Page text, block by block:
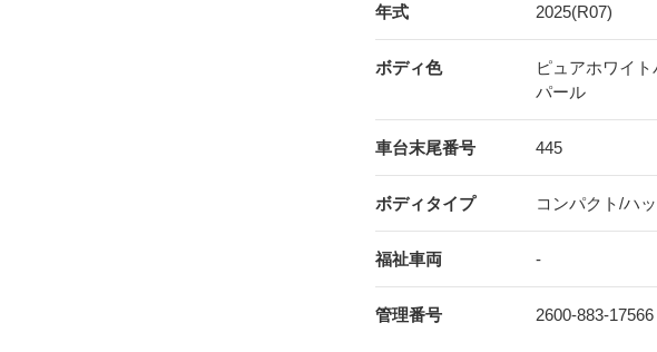
年式 2025(R07)
ボディ色
ピュアホワイ
パール
車台末尾番号 445
ボディタイプ コンパクト/ハ
福祉車両 -
管理番号 2600-883-17566